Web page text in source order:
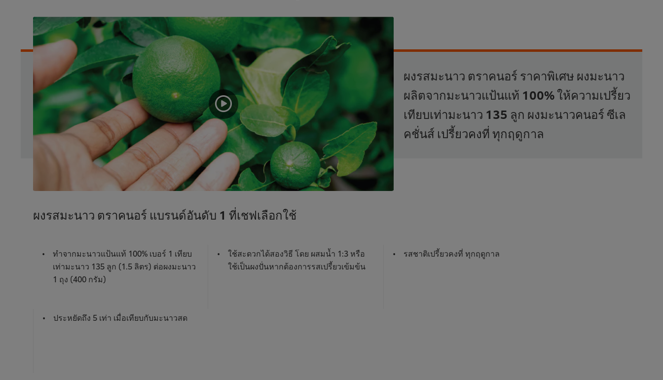
ผงรสมะนาว ตราคนอร์ ราคาพิเศษ ผงมะนาว
ผลิตจากมะนาวแป้นแท้ 100% ให้ความเปรี้ยว
เทียบเท่ามะนาว 135 ลูก ผงมะนาวคนอร์ ซีเล
คชั่นส์ เปรี้ยวคงที่ ทุกฤดูกาล
ผงรสมะนาว ตราคนอร์ แบรนด์อันดับ 1 ที่เชฟเลือกใช้
ทำจากมะนาวแป้นแท้ 100% เบอร์ 1 เทียบ
เท่ามะนาว 135 ลูก (1.5 ลิตร) ต่อผงมะนาว
1 ถุง (400 กรัม)
ใช้สะดวกได้สองวิธี โดย ผสมน้ำ 1:3 หรือ
ใช้เป็นผงปั่นหากต้องการรสเปรี้ยวเข้มข้น
รสชาติเปรี้ยวคงที่ ทุกฤดูกาล
ประหยัดถึง 5 เท่า เมื่อเทียบกับมะนาวสด